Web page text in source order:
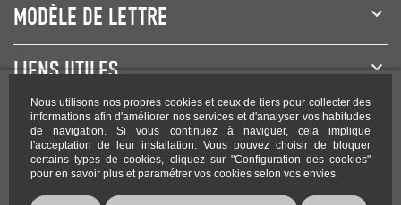
Nous utilisons nos propres cookies et ceux de tiers pour collecter des
informations afin d'améliorer nos services et d'analyser vos habitudes
de navigation. Si vous continuez à naviguer, cela implique
l'acceptation de leur installation. Vous pouvez choisir de bloquer
certains types de cookies, cliquez sur "Configuration des cookies"
pour en savoir plus et paramétrer vos cookies selon vos envies.
MODÈLE DE LETTRE
LIENS UTILES
NEWSLETTER